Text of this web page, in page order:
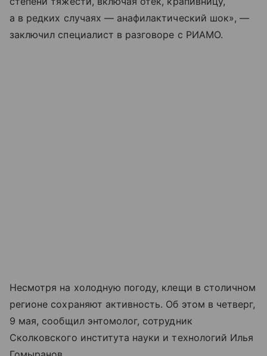
а в редких случаях — анафилактический шок», —
заключил специалист в разговоре с РИАМО.
Несмотря на холодную погоду, клещи в столичном
регионе сохраняют активность. Об этом в четверг,
9 мая, сообщил энтомолог, сотрудник
Сколковского института науки и технологий Илья